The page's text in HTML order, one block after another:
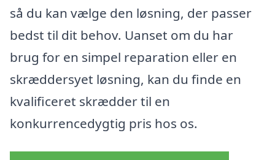
så du kan vælge den løsning, der passer
bedst til dit behov. Uanset om du har
brug for en simpel reparation eller en
skræddersyet løsning, kan du finde en
kvalificeret skrædder til en
konkurrencedygtig pris hos os.